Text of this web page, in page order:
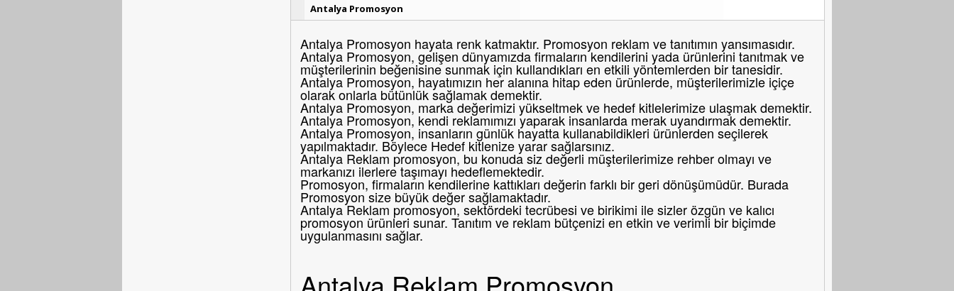
Antalya Promosyon
Antalya Promosyon hayata renk katmaktır. Promosyon reklam ve tanıtımın yansımasıdır.
Antalya Promosyon, gelişen dünyamızda firmaların kendilerini yada ürünlerini tanıtmak ve
müşterilerinin beğenisine sunmak için kullandıkları en etkili yöntemlerden bir tanesidir.
Antalya Promosyon, hayatımızın her alanına hitap eden ürünlerde, müşterilerimizle içiçe
olarak onlarla bütünlük sağlamak demektir.
Antalya Promosyon, marka değerimizi yükseltmek ve hedef kitlelerimize ulaşmak demektir.
Antalya Promosyon, kendi reklamımızı yaparak insanlarda merak uyandırmak demektir.
Antalya Promosyon, insanların günlük hayatta kullanabildikleri ürünlerden seçilerek
yapılmaktadır. Böylece Hedef kitlenize yarar sağlarsınız.
Antalya Reklam promosyon, bu konuda siz değerli müşterilerimize rehber olmayı ve
markanızı ilerlere taşımayı hedeflemektedir.
Promosyon, firmaların kendilerine kattıkları değerin farklı bir geri dönüşümüdür. Burada
Promosyon size büyük değer sağlamaktadır.
Antalya Reklam promosyon, sektördeki tecrübesi ve birikimi ile sizler özgün ve kalıcı
promosyon ürünleri sunar. Tanıtım ve reklam bütçenizi en etkin ve verimli bir biçimde
uygulanmasını sağlar.